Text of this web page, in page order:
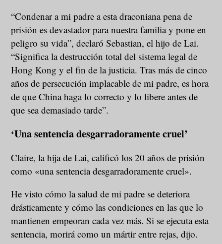
“Condenar a mi padre a esta draconiana pena de
prisión es devastador para nuestra familia y pone en
peligro su vida”, declaró Sebastian, el hijo de Lai.
“Significa la destrucción total del sistema legal de
Hong Kong y el fin de la justicia. Tras más de cinco
años de persecución implacable de mi padre, es hora
de que China haga lo correcto y lo libere antes de
que sea demasiado tarde”.
‘Una sentencia desgarradoramente cruel’
Claire, la hija de Lai, calificó los 20 años de prisión
como «una sentencia desgarradoramente cruel».
He visto cómo la salud de mi padre se deteriora
drásticamente y cómo las condiciones en las que lo
mantienen empeoran cada vez más. Si se ejecuta esta
sentencia, morirá como un mártir entre rejas, dijo.